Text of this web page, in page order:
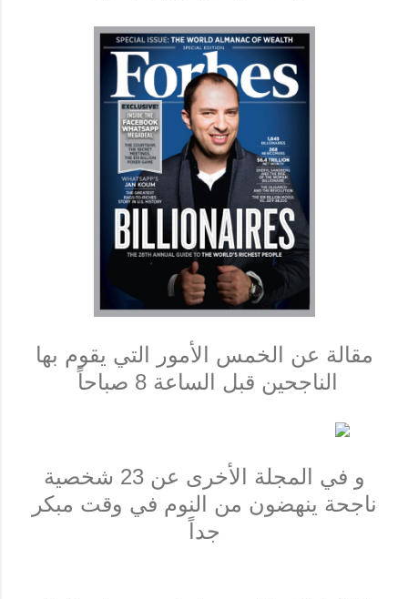
مقالة عن الخمس الأمور التي يقوم بها
الناجحين قبل الساعة 8 صباحاً
و في المجلة الأخرى عن 23 شخصية
ناجحة ينهضون من النوم في وقت مبكر
جداً